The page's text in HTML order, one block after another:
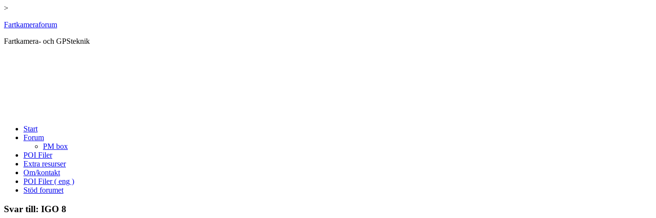
>
Hoppa
innehåll
Fartkameraforum
Fartkamera- och GPSteknik
Start
Forum
PM box
POI Filer
Extra resurser
Om/kontakt
POI Filer ( eng )
Stöd forumet
Svar till: IGO 8